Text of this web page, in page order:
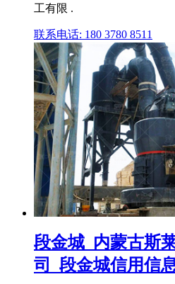
工有限 .
联系电话: 180 3780 8511
段金城_内蒙古斯
司_段金城信用信